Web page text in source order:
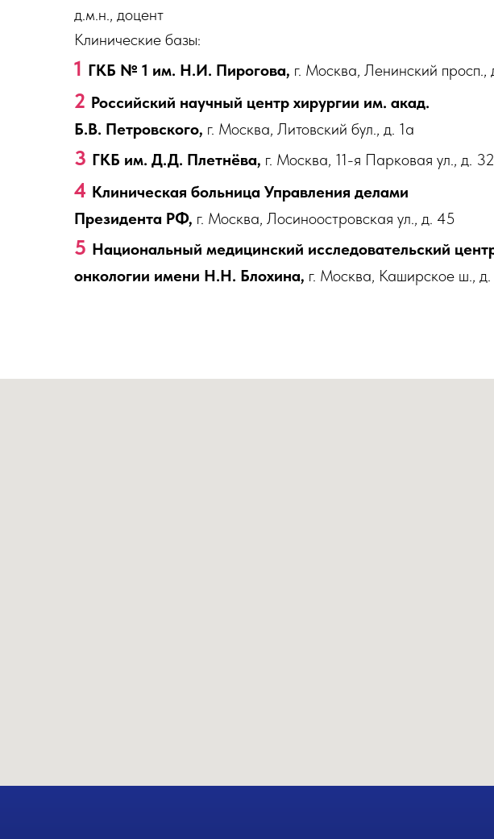
д.м.н., доцент
Клинические базы:
1 ГКБ № 1 им. Н.И. Пирогова, г. Москва, Ленинский просп.,
2 Российский научный центр хирургии им. акад.
Б.В. Петровского, г. Москва, Литовский бул., д. 1а
3 ГКБ им. Д.Д. Плетнёва, г. Москва, 11-я Парковая ул., д. 32
4 Клиническая больница Управления делами
Президента РФ, г. Москва, Лосиноостровская ул., д. 45
5 Национальный медицинский исследовательский
онкологии имени Н.Н. Блохина, г. Москва, Каширское ш.,